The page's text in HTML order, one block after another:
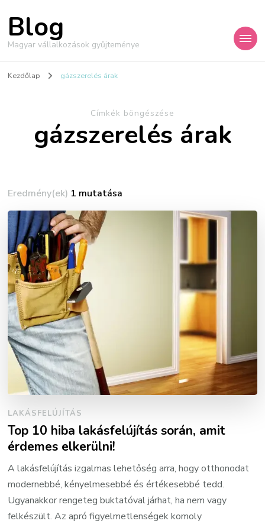
Blog
Magyar vállalkozások gyűjteménye
Kezdőlap gázszerelés árak
Címkék böngészése
gázszerelés árak
Eredmény(ek) 1 mutatása
LAKÁSFELÚJÍTÁS
Top 10 hiba lakásfelújítás során, amit
érdemes elkerülni!
A lakásfelújítás izgalmas lehetőség arra, hogy otthonodat
modernebbé, kényelmesebbé és értékesebbé tedd.
Ugyanakkor rengeteg buktatóval járhat, ha nem vagy
felkészült. Az apró figyelmetlenségek komoly